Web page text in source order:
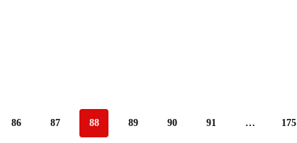
86 87 88 89 90 91 … 175